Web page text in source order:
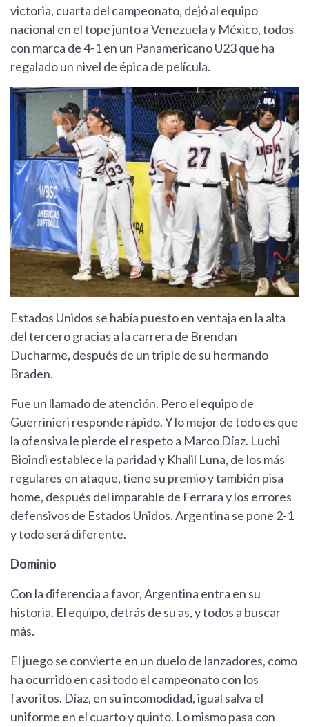
victoria, cuarta del campeonato, dejó al equipo
nacional en el tope junto a Venezuela y México, todos
con marca de 4-1 en un Panamericano U23 que ha
regalado un nivel de épica de película.
Estados Unidos se había puesto en ventaja en la alta
del tercero gracias a la carrera de Brendan
Ducharme, después de un triple de su hermando
Braden.
Fue un llamado de atención. Pero el equipo de
Guerrinieri responde rápido. Y lo mejor de todo es que
la ofensiva le pierde el respeto a Marco Díaz. Luchi
Bioindi establece la paridad y Khalil Luna, de los más
regulares en ataque, tiene su premio y también pisa
home, después del imparable de Ferrara y los errores
defensivos de Estados Unidos. Argentina se pone 2-1
y todo será diferente.
Dominio
Con la diferencia a favor, Argentina entra en su
historia. El equipo, detrás de su as, y todos a buscar
más.
El juego se convierte en un duelo de lanzadores, como
ha ocurrido en casi todo el campeonato con los
favoritos. Díaz, en su incomodidad, igual salva el
uniforme en el cuarto y quinto. Lo mismo pasa con